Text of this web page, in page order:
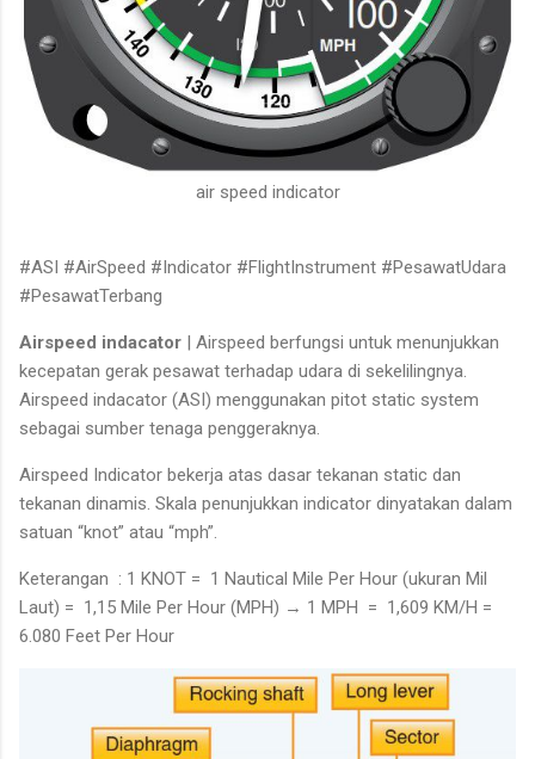
air speed indicator
#ASI #AirSpeed #Indicator #FlightInstrument #PesawatUdara
#PesawatTerbang
Airspeed indacator | Airspeed berfungsi untuk menunjukkan
kecepatan gerak pesawat terhadap udara di sekelilingnya.
Airspeed indacator (ASI) menggunakan pitot static system
sebagai sumber tenaga penggeraknya.
Airspeed Indicator bekerja atas dasar tekanan static dan
tekanan dinamis. Skala penunjukkan indicator dinyatakan dalam
satuan “knot” atau “mph”.
Keterangan : 1 KNOT = 1 Nautical Mile Per Hour (ukuran Mil
Laut) = 1,15 Mile Per Hour (MPH) → 1 MPH = 1,609 KM/H =
6.080 Feet Per Hour